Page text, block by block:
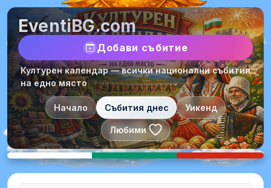
EventiBG.com
Добави събитие
Културен календар — всички национални събития
на едно място
Начало Събития днес Уикенд
Любими